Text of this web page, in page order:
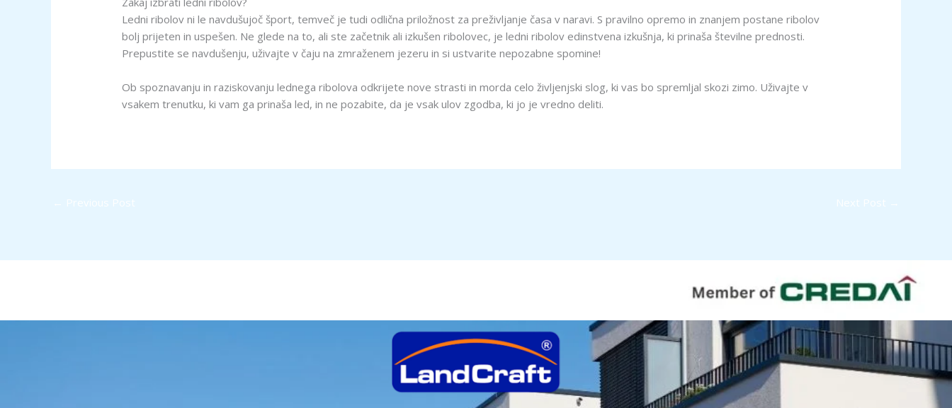
Ledni ribolov ni le navdušujoč šport, temveč je tudi odlična priložnost za preživljanje časa v naravi. S pravilno opremo in znanjem postane ribolov
bolj prijeten in uspešen. Ne glede na to, ali ste začetnik ali izkušen ribolovec, je ledni ribolov edinstvena izkušnja, ki prinaša številne prednosti.
Prepustite se navdušenju, uživajte v čaju na zmraženem jezeru in si ustvarite nepozabne spomine!
Ob spoznavanju in raziskovanju lednega ribolova odkrijete nove strasti in morda celo življenjski slog, ki vas bo spremljal skozi zimo. Uživajte v
vsakem trenutku, ki vam ga prinaša led, in ne pozabite, da je vsak ulov zgodba, ki jo je vredno deliti.
← Previous Post Next Post →